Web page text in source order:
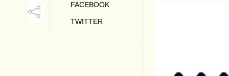
FACEBOOK
TWITTER